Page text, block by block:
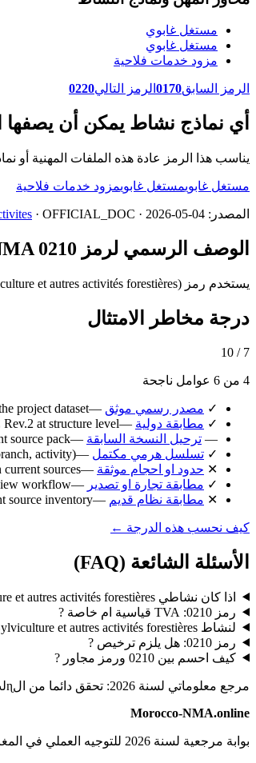
مستغل غابوي
مستغل غابوي
مزود خدمات فلاحية
الرمز السابق0170 الرمز التالي0220
أي نماذج نشاط يمكن أن يصفها الرمز
يناسب هذا الرمز عادة هذه الملفات المهنية أو
مستغل غابويمستغل غابويمزود خدمات فلاحية
المصدر: · OFFICIAL_DOC · 2026-05-04
الوصف الرسمي لرمز NMA 0210
يستخدم رمز NMA 0210 (Sylviculture et autres activités forestières) عندما يطابق النشاط الرئيسي هذا الوصف بدقة داخل الفرع 02 (Sylviculture et exploitation forestière). تحقق من الرموز المجاورة قبل الايداع.
درجة مخاطر الامتثال
7 / 10
4 من 6 عوامل ناجحة
✓ مصدر رسمي موثق —
project dataset.
✓ مطابقة دولية —
at structure level.
— ترحيل النسخة السابقة —
source pack.
✓ تسلسل هرمي مكتمل —
activity).
✕ حدود او احجام موثقة —
sources.
✓ مطابقة تجارة او تصدير —
workflow.
✕ مطابقة نظام قديم —
source inventory.
كيف نحسب هذه الدرجة ←
الأسئلة الشائعة (FAQ)
اذا كان نشاطي Sylviculture et autres activités forestières, هل هذا الرمز اساسي ?
رمز 0210: TVA قياسية ام خاصة ?
لنشاط Sylviculture et autres activités forestières, متى افحص CNSS ?
رمز 0210: هل يلزم ترخيص ?
كيف احسم بين 0210 ورمز مجاور ?
مرجع معلوماتي لسنة 2026: تحقق دائما من الɳلتɸام ال>F;قيق والجهة المختصة قبل أي تصريح أو إي>F;اع أو قرار تجاري.
Morocco-NMA.online
بوابة مرجعية لسنة 2026 للتوجيه العملي في المغرب. يجب تأكيد الɳلتɸامات ال>F;قيقة قبل أي تصريح أو طلب أو قرار مهم.